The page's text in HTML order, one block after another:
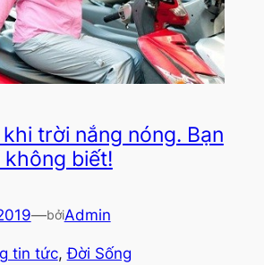
trời nắng nóng. Bạn
biết!
—bởiAdmin
tin tức, Đời Sống